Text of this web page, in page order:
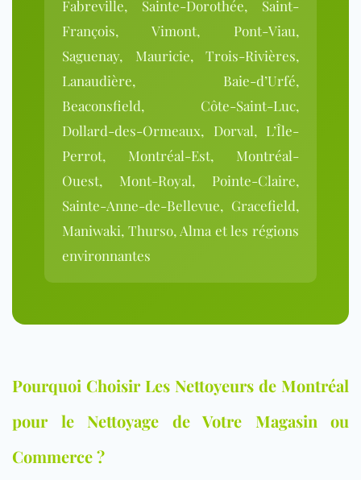
Fabreville, Sainte-Dorothée, Saint-
François, Vimont, Pont-Viau,
Saguenay, Mauricie, Trois-Rivières,
Lanaudière, Baie-d’Urfé,
Beaconsfield, Côte-Saint-Luc,
Dollard-des-Ormeaux, Dorval, L’Île-
Perrot, Montréal-Est, Montréal-
Ouest, Mont-Royal, Pointe-Claire,
Sainte-Anne-de-Bellevue, Gracefield,
Maniwaki, Thurso, Alma et les régions
environnantes
Pourquoi Choisir Les Nettoyeurs de Montréal
pour le Nettoyage de Votre Magasin ou
Commerce ?